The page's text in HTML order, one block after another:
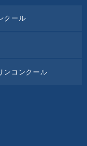
クール
ンコンクール